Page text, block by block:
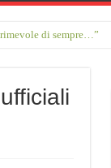
di sempre…”